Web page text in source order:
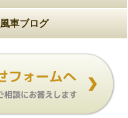
風車ブログ